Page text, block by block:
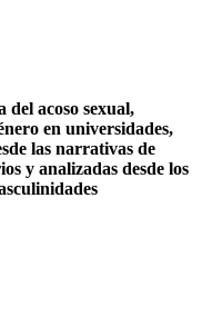
acoso sexual,
en universidades,
las narrativas de
y analizadas desde los